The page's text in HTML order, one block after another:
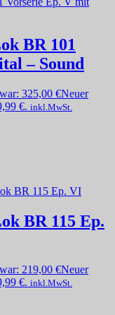
BR 101
– Sound
325,00 €Neuer
€. inkl.MwSt.
BR 115 Ep.
219,00 €Neuer
€. inkl.MwSt.